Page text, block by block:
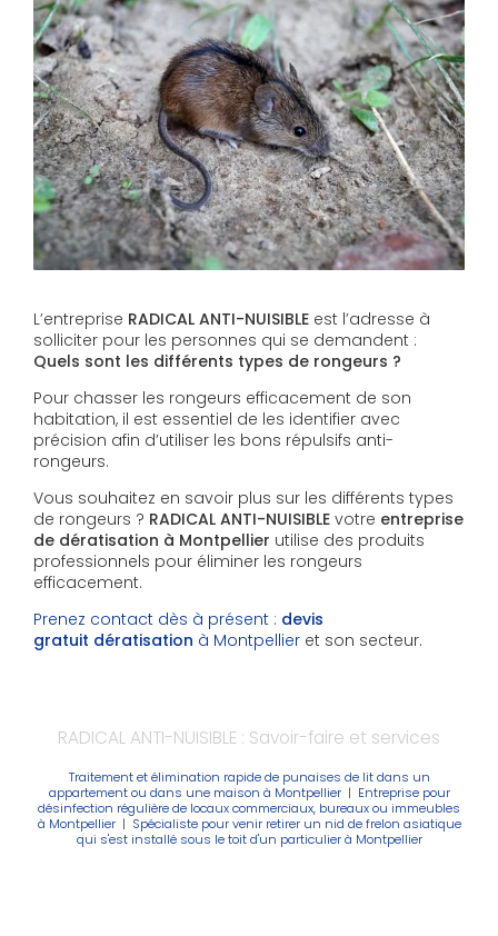
L’entreprise RADICAL ANTI-NUISIBLE est l’adresse à
solliciter pour les personnes qui se demandent :
Quels sont les différents types de rongeurs ?
Pour chasser les rongeurs efficacement de son
habitation, il est essentiel de les identifier avec
précision afin d’utiliser les bons répulsifs anti-
rongeurs.
Vous souhaitez en savoir plus sur les différents types
de rongeurs ? RADICAL ANTI-NUISIBLE votre entreprise
de dératisation à Montpellier utilise des produits
professionnels pour éliminer les rongeurs
efficacement.
Prenez contact dès à présent : devis
gratuit dératisation à Montpellier et son secteur.
RADICAL ANTI-NUISIBLE : Savoir-faire et services
Traitement et élimination rapide de punaises de lit dans un
appartement ou dans une maison à Montpellier| Entreprise pour
désinfection régulière de locaux commerciaux, bureaux ou immeubles
à Montpellier| Spécialiste pour venir retirer un nid de frelon asiatique
qui s'est installé sous le toit d'un particulier à Montpellier